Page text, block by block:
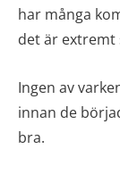
har många
det är extremt
Ingen av
innan de
bra.